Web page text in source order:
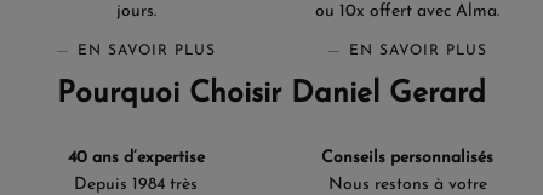
jours.
EN SAVOIR PLUS
ou 10x offert avec Alma.
EN SAVOIR PLUS
Pourquoi Choisir Daniel Gerard
40 ans d’expertise
Depuis 1984 très
Conseils personnalisés
Nous restons à votre